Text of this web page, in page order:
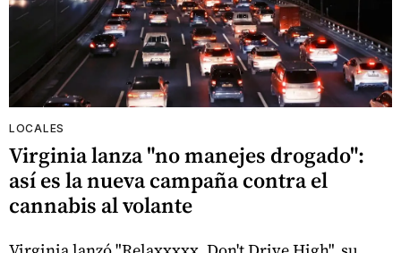
LOCALES
Virginia lanza "no manejes drogado":
así es la nueva campaña contra el
cannabis al volante